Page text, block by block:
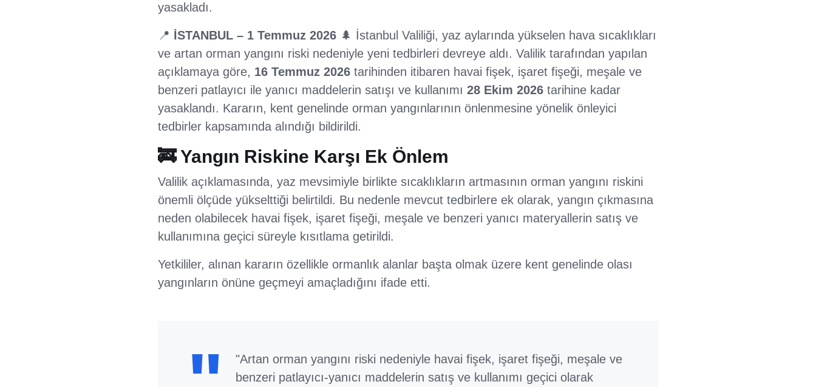
yasakladı.
📍 İSTANBUL – 1 Temmuz 2026🌲 İstanbul Valiliği, yaz aylarında yükselen hava sıcaklıkları
ve artan orman yangını riski nedeniyle yeni tedbirleri devreye aldı. Valilik tarafından yapılan
açıklamaya göre, 16 Temmuz 2026tarihinden itibaren havai fişek, işaret fişeği, meşale ve
benzeri patlayıcı ile yanıcı maddelerin satışı ve kullanımı 28 Ekim 2026tarihine kadar
yasaklandı. Kararın, kent genelinde orman yangınlarının önlenmesine yönelik önleyici
tedbirler kapsamında alındığı bildirildi.
🚒 Yangın Riskine Karşı Ek Önlem
Valilik açıklamasında, yaz mevsimiyle birlikte sıcaklıkların artmasının orman yangını riskini
önemli ölçüde yükselttiği belirtildi. Bu nedenle mevcut tedbirlere ek olarak, yangın çıkmasına
neden olabilecek havai fişek, işaret fişeği, meşale ve benzeri yanıcı materyallerin satış ve
kullanımına geçici süreyle kısıtlama getirildi.
Yetkililer, alınan kararın özellikle ormanlık alanlar başta olmak üzere kent genelinde olası
yangınların önüne geçmeyi amaçladığını ifade etti.
"Artan orman yangını riski nedeniyle havai fişek, işaret fişeği, meşale ve
benzeri patlayıcı-yanıcı maddelerin satış ve kullanımı geçici olarak